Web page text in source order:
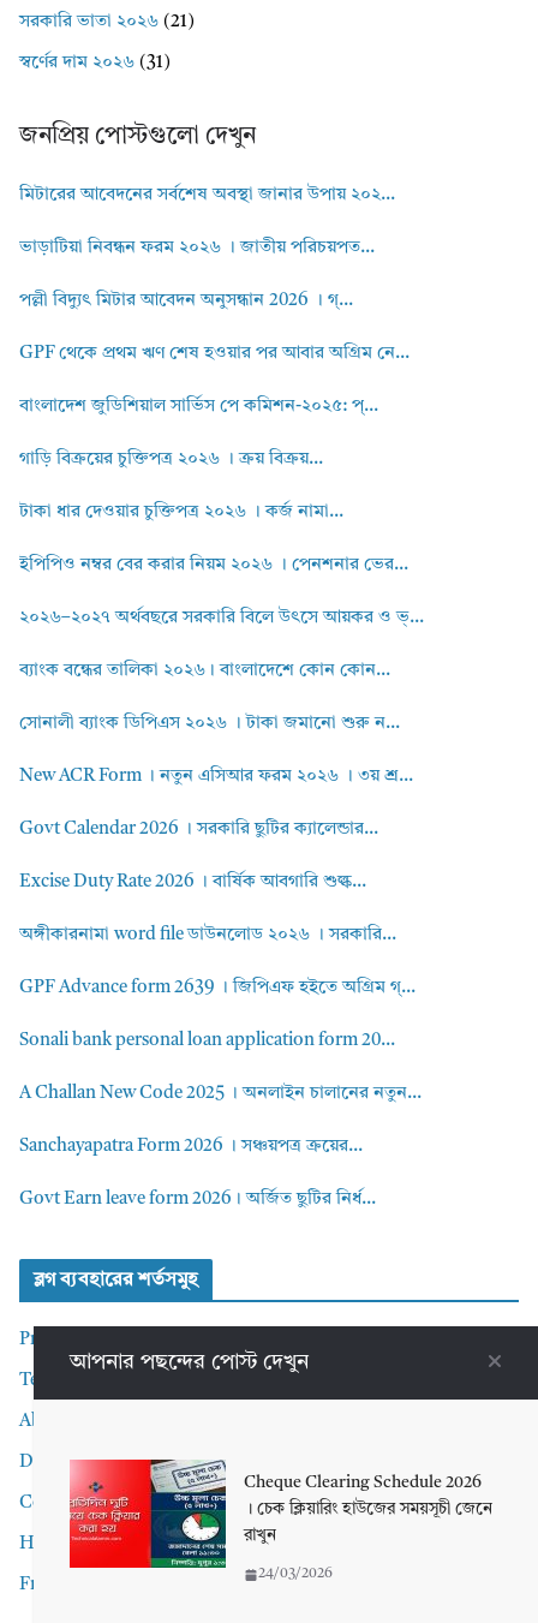
সরকারি ভাতা ২০২৬ (21)
স্বর্ণের দাম ২০২৬ (31)
জনপ্রিয় পোস্টগুলো দেখুন
মিটারের আবেদনের সর্বশেষ অবস্থা জানার উপায় ২০২...
ভাড়াটিয়া নিবন্ধন ফরম ২০২৬ । জাতীয় পরিচয়পত...
পল্লী বিদ্যুৎ মিটার আবেদন অনুসন্ধান 2026 । গ্...
GPF থেকে প্রথম ঋণ শেষ হওয়ার পর আবার অগ্রিম নে...
বাংলাদেশ জুডিশিয়াল সার্ভিস পে কমিশন-২০২৫: প্...
গাড়ি বিক্রয়ের চুক্তিপত্র ২০২৬ । ক্রয় বিক্রয়...
টাকা ধার দেওয়ার চুক্তিপত্র ২০২৬ । কর্জ নামা...
ইপিপিও নম্বর বের করার নিয়ম ২০২৬ । পেনশনার ভের...
২০২৬–২০২৭ অর্থবছরে সরকারি বিলে উৎসে আয়কর ও ভ্...
ব্যাংক বন্ধের তালিকা ২০২৬। বাংলাদেশে কোন কোন...
সোনালী ব্যাংক ডিপিএস ২০২৬ । টাকা জমানো শুরু ন...
New ACR Form । নতুন এসিআর ফরম ২০২৬ । ৩য় শ্র...
Govt Calendar 2026 । সরকারি ছুটির ক্যালেন্ডার...
Excise Duty Rate 2026 । বার্ষিক আবগারি শুল্ক...
অঙ্গীকারনামা word file ডাউনলোড ২০২৬ । সরকারি...
GPF Advance form 2639 । জিপিএফ হইতে অগ্রিম গ্...
Sonali bank personal loan application form 20...
A Challan New Code 2025 । অনলাইন চালানের নতুন...
Sanchayapatra Form 2026 । সঞ্চয়পত্র ক্রয়ের...
Govt Earn leave form 2026। অর্জিত ছুটির নির্ধ...
ব্লগ ব্যবহারের শর্তসমুহ
Privacy Policy
Terms and Conditions
About me
Disclaimer
Contact Me
Home
Front Page
আপনার পছন্দের পোস্ট দেখুন
Cheque Clearing Schedule 2026
। চেক ক্লিয়ারিং হাউজের সময়সূচী জেনে
রাখুন
24/03/2026